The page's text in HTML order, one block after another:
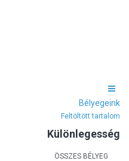
Bélyegeink
Feltöltött tartalom
Különlegesség
ÖSSZES BÉLYEG